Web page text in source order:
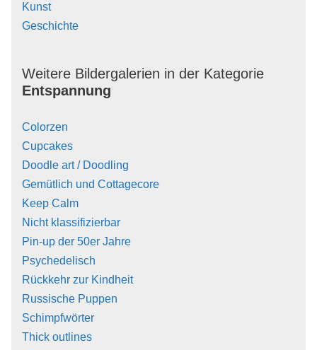
Kunst
Geschichte
Weitere Bildergalerien in der Kategorie
Entspannung
Colorzen
Cupcakes
Doodle art / Doodling
Gemütlich und Cottagecore
Keep Calm
Nicht klassifizierbar
Pin-up der 50er Jahre
Psychedelisch
Rückkehr zur Kindheit
Russische Puppen
Schimpfwörter
Thick outlines